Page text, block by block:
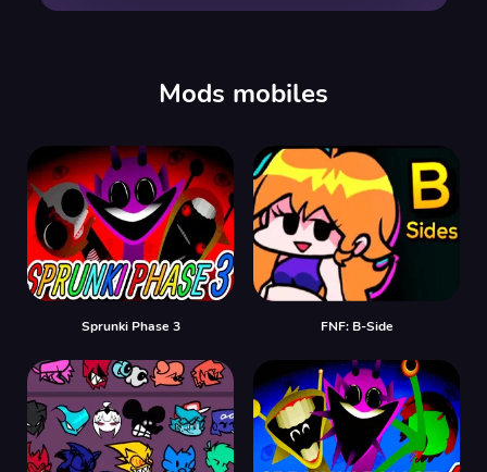
Mods mobiles
Sprunki Phase 3 FNF: B-Side